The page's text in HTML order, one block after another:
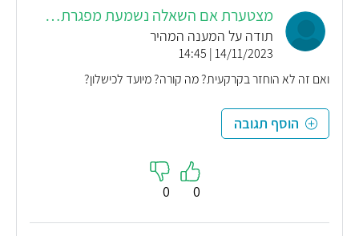
מצטערת אם השאלה נשמעת מפגרת…
תודה על המענה המהיר
14/11/2023 | 14:45
ואם זה לא הוחזר בקרקעית? מה קורה? מיועד לכישלון?
הוסף תגובה
0
0